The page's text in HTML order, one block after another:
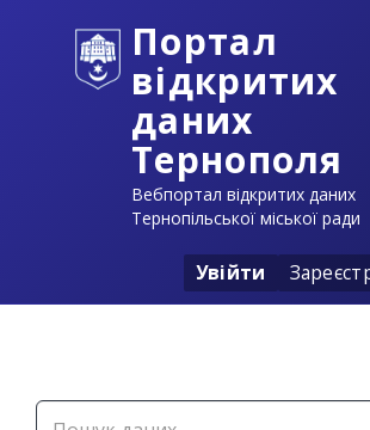
Портал
відкритих
даних
Тернополя
Вебпортал відкритих даних
Тернопільської міської ради
Увійти